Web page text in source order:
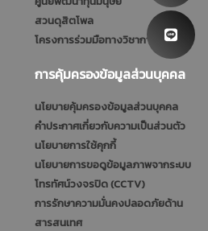
สวนดุสิตโพล
โครงการร่วมมือทางวิชาการ (รมป.)
การคุ้มครองข้อมูลส่วนบุคคล
นโยบายคุ้มครองข้อมูลส่วนบุคคล
คำประกาศเกี่ยวกับความเป็นส่วนตัว
นโยบายการใช้คุกกี้
นโยบายการขอดูข้อมูลภาพจากระบบ
โทรทัศน์วงจรปิด (CCTV)
การรักษาความมั่นคงปลอดภัยด้าน
สารสนเทศ